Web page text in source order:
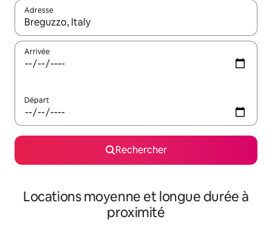
Adresse
Lorsque les résultats s'affichent, utilisez les flèches vers le
Arrivée
Départ
Rechercher
Locations moyenne et longue durée à
proximité